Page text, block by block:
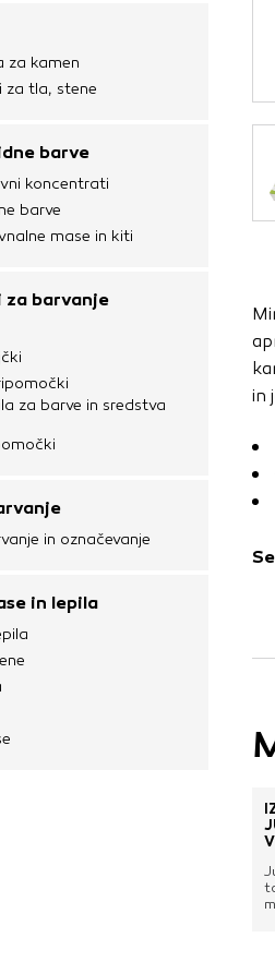
za kamen
za tla, stene
barve
koncentrati
barve
mase in kiti
za barvanje
za barve in sredstva
in označevanje
in lepila
in
Ti piškotki so nujni
nastavitev
blokira te piškotke
Piškotki za
priljubljena, in
zbirajo, so
obiskali naše
Piškotki za ciljno
Te piškotke
uporabljajo za
na drugih spletnih
naprave. Če